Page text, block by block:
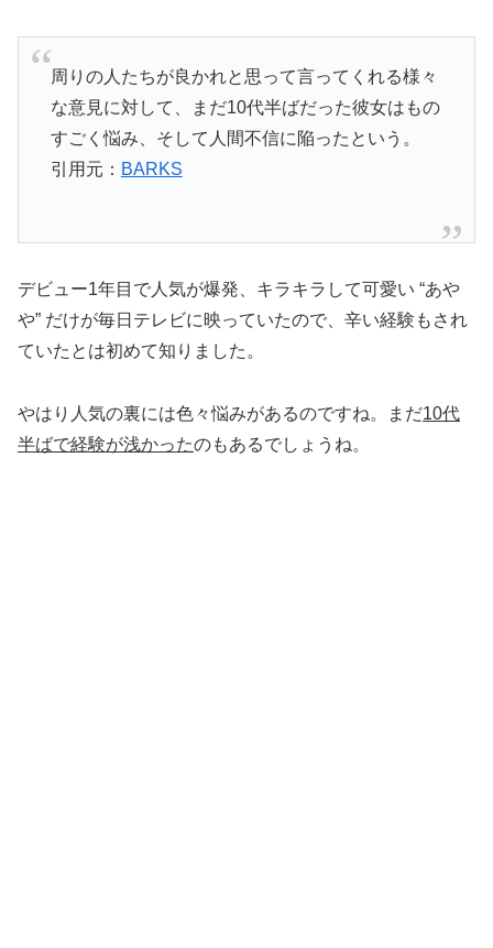
周りの人たちが良かれと思って言ってくれる様々
な意見に対して、まだ10代半ばだった彼女はもの
すごく悩み、そして人間不信に陥ったという。
引用元： BARKS
デビュー1年目で人気が爆発、キラキラして可愛い “あや
や” だけが毎日テレビに映っていたので、辛い経験もされ
ていたとは初めて知りました。
やはり人気の裏には色々悩みがあるのですね。まだ10代
半ばで経験が浅かったのもあるでしょうね。